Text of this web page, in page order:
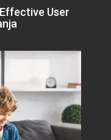
User